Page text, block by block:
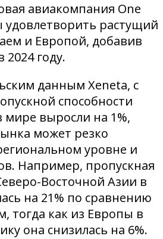
авиакомпания One
удовлетворить растущий
и Европой, добавив
2024 году.
данным Xeneta, с
способности
мире выросли на 1%,
может резко
уровне и
Например, пропускная
Восточной Азии в
на 21% по сравнению
тогда как из Европы в
она снизилась на 6%.